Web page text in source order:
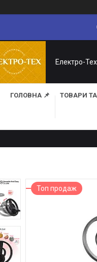
Електро-Тех
ГОЛОВНА 📌 ТОВАРИ
Топ продаж